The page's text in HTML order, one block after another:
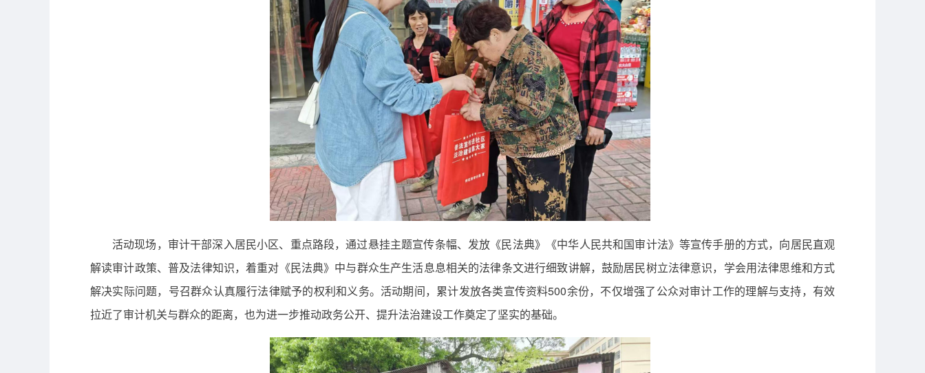
活动现场，审计干部深入居民小区、重点路段，通过悬挂主题宣传条幅、发放《民法典》《中华人民共和国审计法》等宣传手册的方式，向居民直观
解读审计政策、普及法律知识，着重对《民法典》中与群众生产生活息息相关的法律条文进行细致讲解，鼓励居民树立法律意识，学会用法律思维和方式
解决实际问题，号召群众认真履行法律赋予的权利和义务。活动期间，累计发放各类宣传资料500余份，不仅增强了公众对审计工作的理解与支持，有效
拉近了审计机关与群众的距离，也为进一步推动政务公开、提升法治建设工作奠定了坚实的基础。